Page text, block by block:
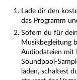
Lade dir den
das Programm
Sofern du für
Musikbegleitung
Audiodateien mit
Soundpool-
laden, schaltest